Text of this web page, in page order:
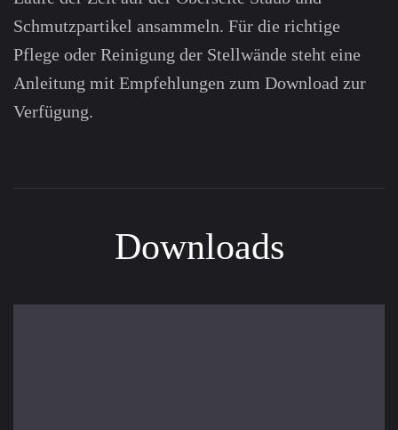
Schmutz­partikel ansammeln. Für die richtige
Pflege oder Reinigung der Stell­wände steht eine
Anleitung mit Em­pfehlungen zum Download zur
Verfügung.
Downloads